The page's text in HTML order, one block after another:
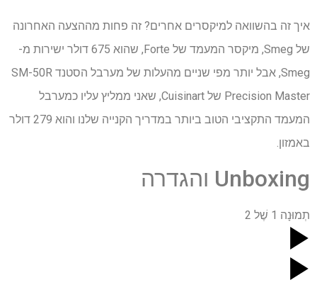
איך זה בהשוואה למיקסרים אחרים? זה פחות מההצעה האחרונה
של Smeg, מיקסר המעמד של Forte, שהוא 675 דולר ישירות מ-
Smeg, אבל יותר מפי שניים מהעלות של מערבל הסטנד SM-50R
Precision Master של Cuisinart, שאני ממליץ עליו כמערבל
המעמד התקציבי הטוב ביותר במדריך הקנייה שלנו והוא 279 דולר
באמזון.
Unboxing והגדרה
תְמוּנָה 1 שֶׁל 2